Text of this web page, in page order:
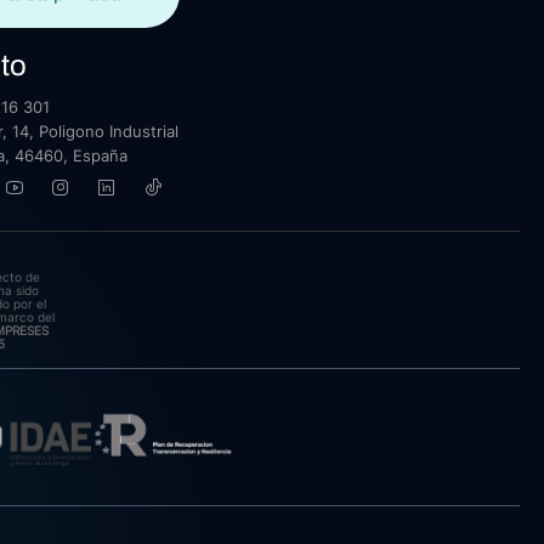
301
14, Poligono Industrial
46460, España
de
sido
por el
del